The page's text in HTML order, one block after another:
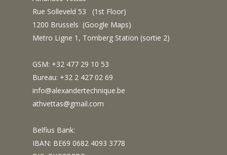
Rue Solleveld 53 (1st Floor)
1200 Brussels (Google Maps)
Metro Ligne 1, Tomberg Station (sortie 2)
GSM: +32 477 29 10 53
Bureau: +32 2 427 02 69
info@alexandertechnique.be
athvettas@gmail.com
Belfius Bank:
IBAN: BE69 0682 4093 3778